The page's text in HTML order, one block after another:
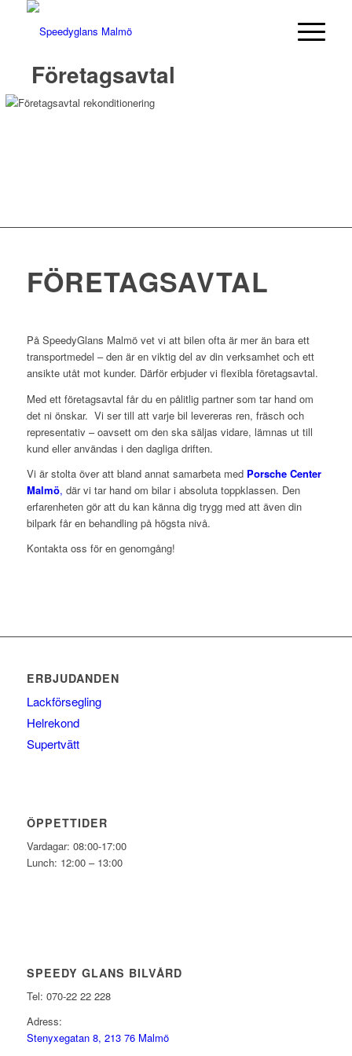
Företagsavtal
FÖRETAGSAVTAL
På SpeedyGlans Malmö vet vi att bilen ofta är mer än bara ett
transportmedel – den är en viktig del av din verksamhet och ett
ansikte utåt mot kunder. Därför erbjuder vi flexibla företagsavtal.
Med ett företagsavtal får du en pålitlig partner som tar hand om
det ni önskar. Vi ser till att varje bil levereras ren, fräsch och
representativ – oavsett om den ska säljas vidare, lämnas ut till
kund eller användas i den dagliga driften.
Vi är stolta över att bland annat samarbeta med Porsche Center
Malmö, där vi tar hand om bilar i absoluta toppklassen. Den
erfarenheten gör att du kan känna dig trygg med att även din
bilpark får en behandling på högsta nivå.
Kontakta oss för en genomgång!
ERBJUDANDEN
Lackförsegling
Helrekond
Supertvätt
ÖPPETTIDER
Vardagar: 08:00-17:00
Lunch: 12:00 – 13:00
SPEEDY GLANS BILVÅRD
Tel: 070-22 22 228
Adress:
Stenyxegatan 8, 213 76 Malmö